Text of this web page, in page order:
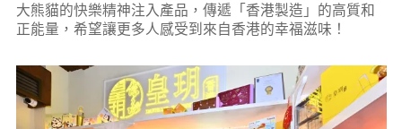
大熊貓的快樂精神注入產品，傳遞「香港製造」的高質和
正能量，希望讓更多人感受到來自香港的幸福滋味！